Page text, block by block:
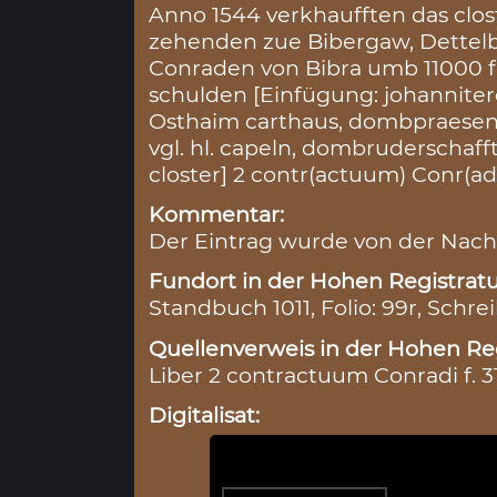
Anno 1544 verkhaufften das
zehenden zue Bibergaw,
Conraden von Bibra umb
schulden [Einfügung:
Osthaim carthaus,
vgl. hl. capeln,
closter] 2 contr(actuum)
Kommentar:
Der Eintrag wurde von der
Fundort in der Hohen
Standbuch 1011, Folio: 99r,
Quellenverweis in der Hohen
Liber 2 contractuum Conradi f.
Digitalisat: